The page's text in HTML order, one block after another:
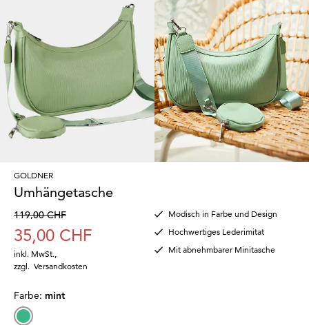
GOLDNER
Umhängetasche
119,00 CHF
35,00 CHF
inkl. MwSt.
zzgl. Versandkosten
Modisch in Farbe und Design
Hochwertiges Lederimitat
Mit abnehmbarer Minitasche
Farbe: mint